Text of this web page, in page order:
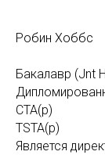
Робин Хоббс
Бакалавр (Jnt
CTA(p)
TSTA(p)
Является